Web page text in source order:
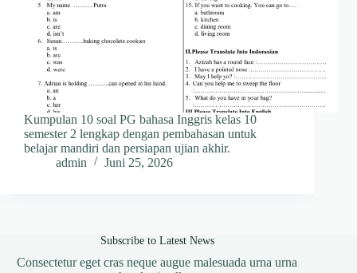
Kumpulan 10 soal PG bahasa Inggris kelas 10
semester 2 lengkap dengan pembahasan untuk
belajar mandiri dan persiapan ujian akhir.
admin
Juni 25, 2026
Subscribe to Latest News
Consectetur eget cras neque augue malesuada urna urna